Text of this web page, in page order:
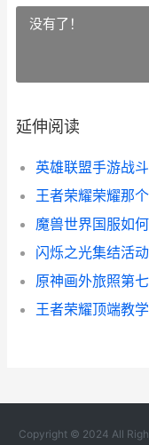
没有了！
延伸阅读
王者荣耀荣耀那
魔兽世界国服如
王者荣耀顶端教
Copyright © 2024 All